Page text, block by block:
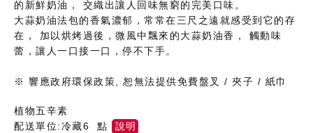
的新鮮奶油， 交織出讓人回味無窮的完美口味。
大蒜奶油法包的香氣濃郁，常常在三尺之遠就感受到它的存
在， 加以烘烤過後，微風中飄來的大蒜奶油香， 觸動味
蕾，讓人一口接一口，停不下手。
※ 響應政府環保政策, 恕無法提供免費盤叉 / 夾子 / 紙巾
植物五辛素
配送單位:冷藏6 點
說明